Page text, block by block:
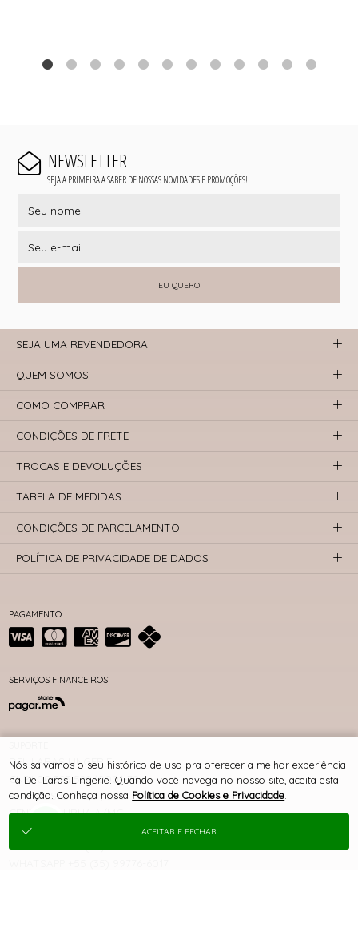
NEWSLETTER
SEJA A PRIMEIRA A SABER DE NOSSAS NOVIDADES E PROMOÇÕES!
EU QUERO
PAGAMENTO
SERVIÇOS FINANCEIROS
DEL LARAS LINGERIE
CNPJ 00.393.528/0001-78
RUA DOS GOMES , 555
CENTRO, JURUAIA/MG
CEP 37805-000
TELEFONE +55 (35) 3553-1114
SEJA UMA REVENDEDORA
QUEM SOMOS
COMO COMPRAR
CONDIÇÕES DE FRETE
TROCAS E DEVOLUÇÕES
TABELA DE MEDIDAS
CONDIÇÕES DE PARCELAMENTO
POLÍTICA DE PRIVACIDADE DE DADOS
Nós salvamos o seu histórico de uso pra oferecer a melhor experiência
na Del Laras Lingerie. Quando você navega no nosso site, aceita esta
condição. Conheça nossa Política de Cookies e Privacidade
ACEITAR E FECHAR